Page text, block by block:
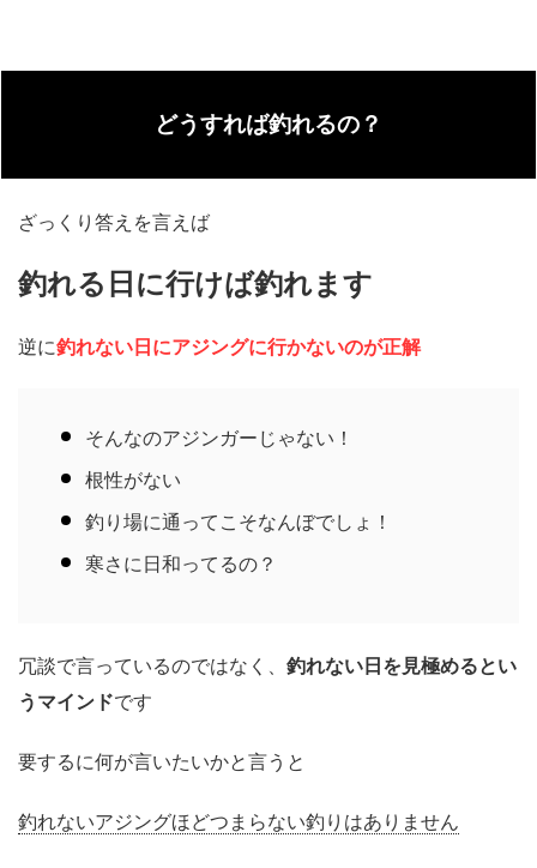
どうすれば釣れるの？
ざっくり答えを言えば
釣れる日に行けば釣れます
逆に釣れない日にアジングに行かないのが正解
そんなのアジンガーじゃない！
根性がない
釣り場に通ってこそなんぼでしょ！
寒さに日和ってるの？
冗談で言っているのではなく、 釣れない日を見極めるとい
うマインドです
要するに何が言いたいかと言うと
釣れないアジングほどつまらない釣りはありません